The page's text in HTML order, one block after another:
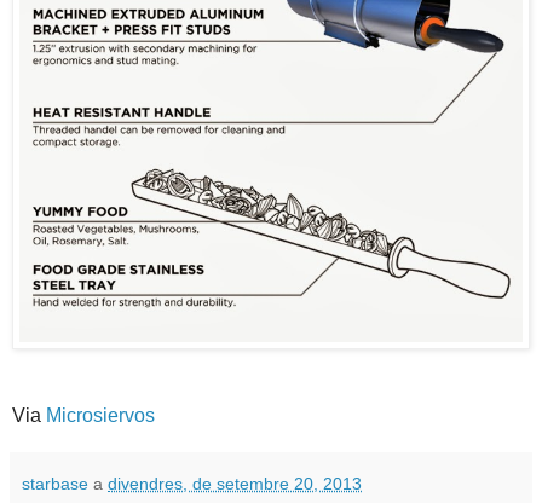
Via Microsiervos
starbase a divendres, de setembre 20, 2013